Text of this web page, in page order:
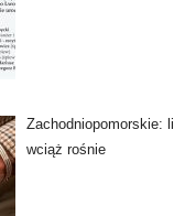
Zachodniopomorskie:
wciąż rośnie